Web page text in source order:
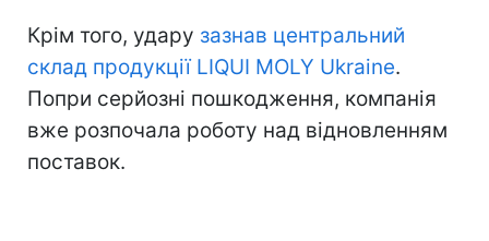
Крім того, удару зазнав центральний
склад продукції LIQUI MOLY Ukraine.
Попри серйозні пошкодження, компанія
вже розпочала роботу над відновленням
поставок.